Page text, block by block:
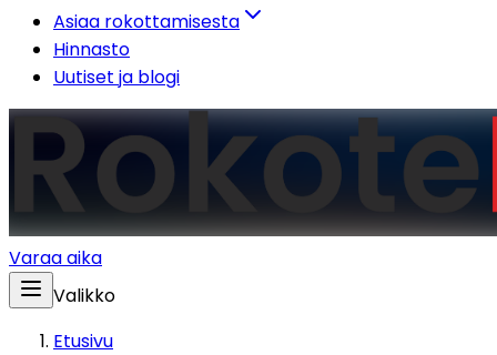
Asiaa rokottamisesta
Hinnasto
Uutiset ja blogi
Varaa aika
Valikko
Etusivu